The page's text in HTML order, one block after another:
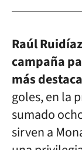
Raúl
campaña
más
goles, en la
sumado
sirven a